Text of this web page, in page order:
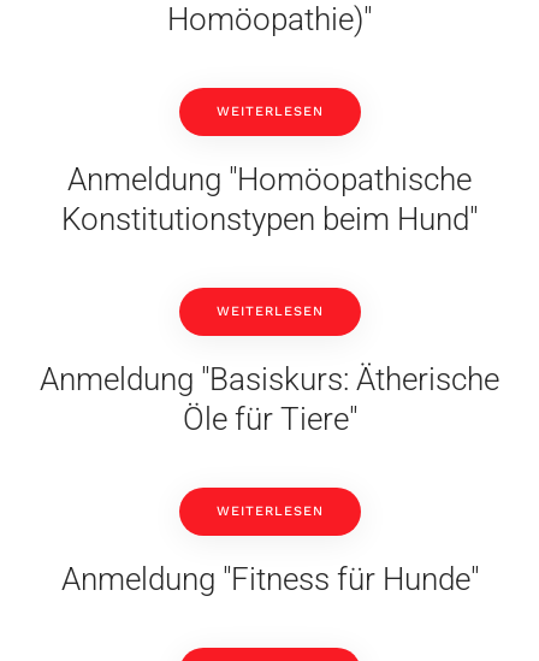
Homöopathie)"
WEITERLESEN
Anmeldung "Homöopathische
Konstitutionstypen beim Hund"
WEITERLESEN
Anmeldung "Basiskurs: Ätherische
Öle für Tiere"
WEITERLESEN
Anmeldung "Fitness für Hunde"